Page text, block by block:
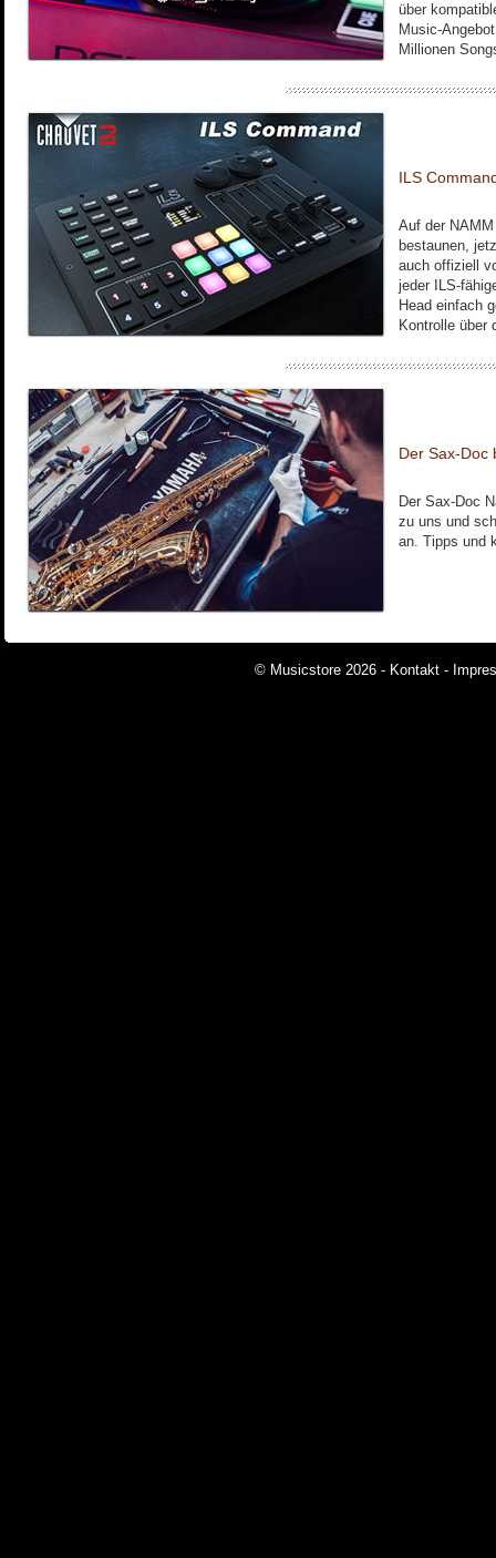
über
Music-
Millionen
ILS
Auf der
bestaunen,
auch offiziell
jeder ILS-
Head einfach
Kontrolle über
Der Sax-Doc
Der Sax-Doc
zu uns und
an. Tipps und
© Musicstore 2026 - Kontakt -